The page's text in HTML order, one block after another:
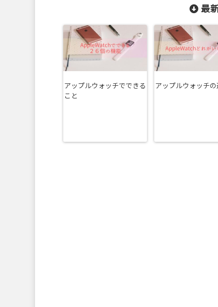
最
アップルウォッチでできる
こと
アップルウォッチ